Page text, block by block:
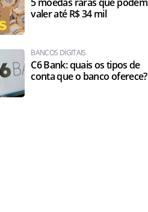
valer até R$ 34 mil
BANCOS DIGITAIS
C6 Bank: quais os tipos de
conta que o banco oferece?